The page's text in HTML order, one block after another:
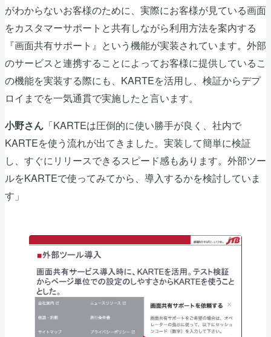
がわからないお客様のために、実際にお客様が見ている画面
をカスタマーサポートと共有しながら利用方法を案内する
『画面共有サポート』という機能が実装されています。外部
のサービスと連携することによってお客様に提供しているこ
の機能を実装する際にも、KARTEを活用し、検証からデプ
ロイまでを一気通貫で実施したと言います。
小野さん 「KARTEは圧倒的に使い勝手が良く、社内で
KARTEを使う流れが出てきました。実装して簡単に検証
し、すぐにリリースできるスピード感もあります。外部ツー
ルをKARTEで使ってみてから、導入するかを検討していま
す」